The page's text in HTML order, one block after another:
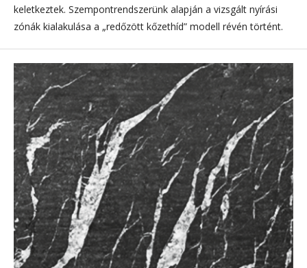
keletkeztek. Szempontrendszerünk alapján a vizsgált nyírási
zónák kialakulása a „redőzött kőzethíd” modell révén történt.